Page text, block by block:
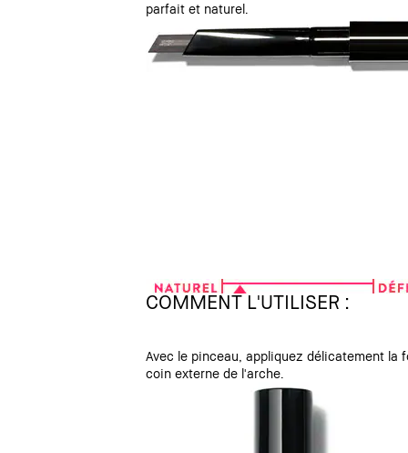
parfait et naturel.
COMMENT L'UTILISER :
Avec le pinceau, appliquez délicatement la
coin externe de l'arche.